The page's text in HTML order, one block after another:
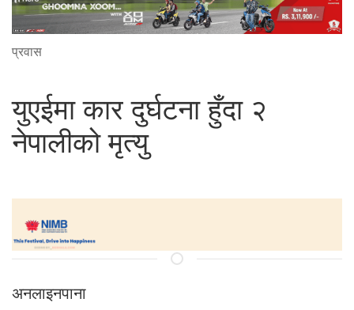
प्रवास
युएईमा कार दुर्घटना हुँदा २
नेपालीको मृत्यु
अनलाइनपाना